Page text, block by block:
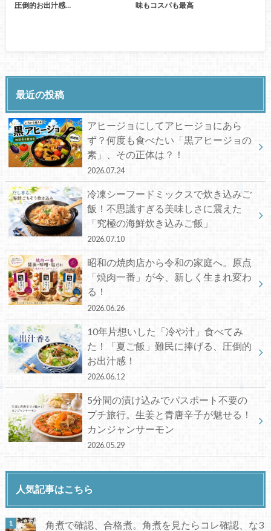
圧倒的お出汁感…
味もコスパも最高
最近の投稿
アヒージョにしてアヒージョにあら
ず？何度も食べたい「黒アヒージョの
素」、その正体は？！
2026.07.24
冷凍シーフードミックスで炊き込みご
飯！不思議すぎる美味しさに震えた
「究極の海鮮炊き込みご飯」
2026.07.10
昭和の焼肉店から令和の家庭へ。原点
「焼肉一番」が今、新しく生まれ変わ
る！
2026.06.26
10年片想いした「冷や汁」食べてみ
た！「夏ご飯」難民に捧げる、圧倒的
お出汁感！
2026.06.12
5分間の漬け込みでパスポート不要の
プチ旅行。生姜と青唐辛子が魅せる！
カンジャンサーモン
2026.05.29
人気記事はこちら
角煮で確認、合格煮。角煮を見たらコレ確認、な3